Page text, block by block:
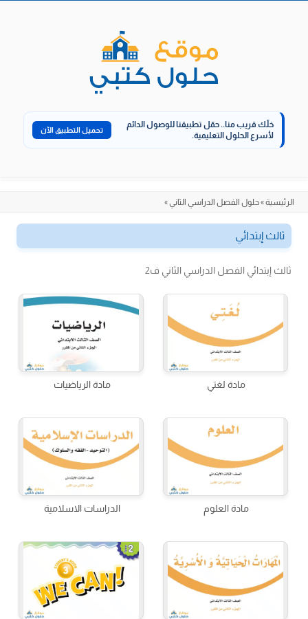
خلّك قريب منا.. حمّل تطبيقنا للوصول الدائم
لأسرع الحلول التعليمية.
تحميل التطبيق الآن
الرئيسية»حلول الفصل الدراسي الثاني»
ثالث إبتدائي
ثالث إبتدائي الفصل الدراسي الثاني ف2
مادة لغتي مادة الرياضيات
مادة العلوم الدراسات الاسلامية